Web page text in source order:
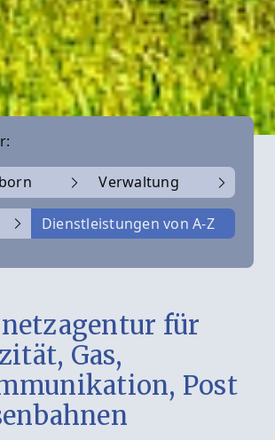
Verwaltung
Dienstleistungen von A-Z
für
Gas,
Post